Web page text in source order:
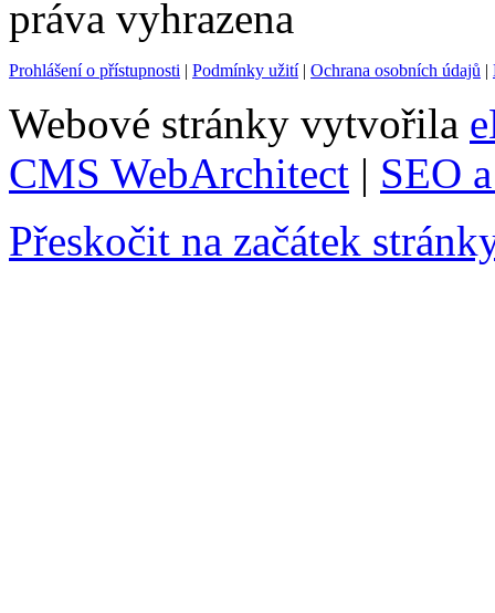
práva vyhrazena
Prohlášení o přístupnosti | Podmínky užití| Ochrana osobních údajů |
Webové stránky vytvořila
CMS WebArchitect | SEO
Přeskočit na začátek